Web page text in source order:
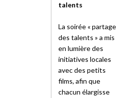
talents
La soirée « partage
des talents » a mis
en lumière des
initiatives locales
avec des petits
films, afin que
chacun élargisse